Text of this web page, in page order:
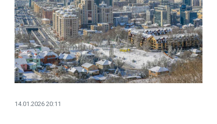
14.01.2026 20:11